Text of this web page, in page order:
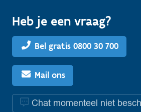
Heb je een vraag?
Bel gratis 0800 30 700
Mail ons
Chat momenteel niet